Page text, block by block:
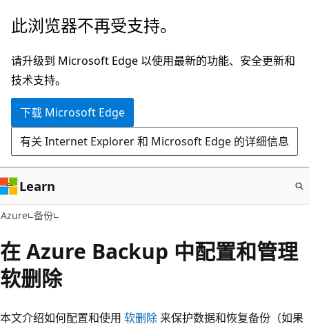
跳
主
要
内
此浏览器不再受支持。
请升级到 Microsoft Edge 以使用最新的功能、安全更新和
技术支持。
下载 Microsoft Edge
有关 Internet Explorer 和 Microsoft Edge 的详细信息
Learn
Azure 备份
在 Azure Backup 中配置和管理
软删除
本文介绍如何配置和使用 软删除 来保护数据和恢复备份（如果